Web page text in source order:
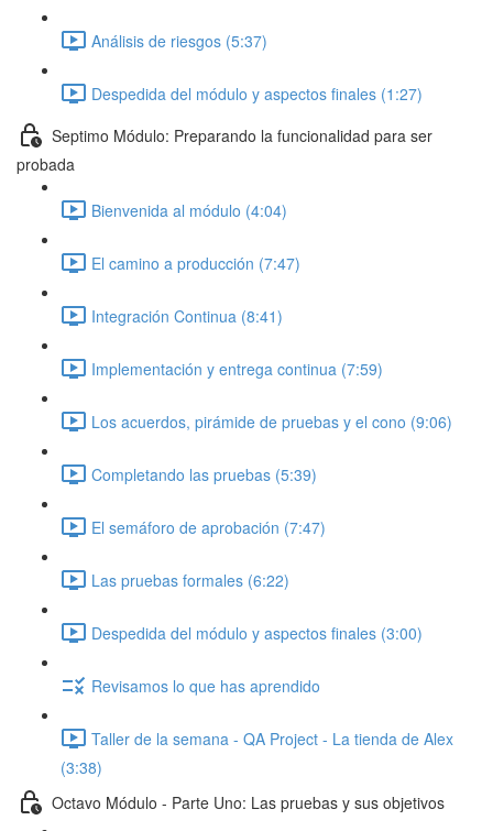
Análisis de riesgos (5:37)
Despedida del módulo y aspectos finales (1:27)
Septimo Módulo: Preparando la funcionalidad para ser
probada
Bienvenida al módulo (4:04)
El camino a producción (7:47)
Integración Continua (8:41)
Implementación y entrega continua (7:59)
Los acuerdos, pirámide de pruebas y el cono (9:06)
Completando las pruebas (5:39)
El semáforo de aprobación (7:47)
Las pruebas formales (6:22)
Despedida del módulo y aspectos finales (3:00)
Revisamos lo que has aprendido
Taller de la semana - QA Project - La tienda de Alex
(3:38)
Octavo Módulo - Parte Uno: Las pruebas y sus objetivos